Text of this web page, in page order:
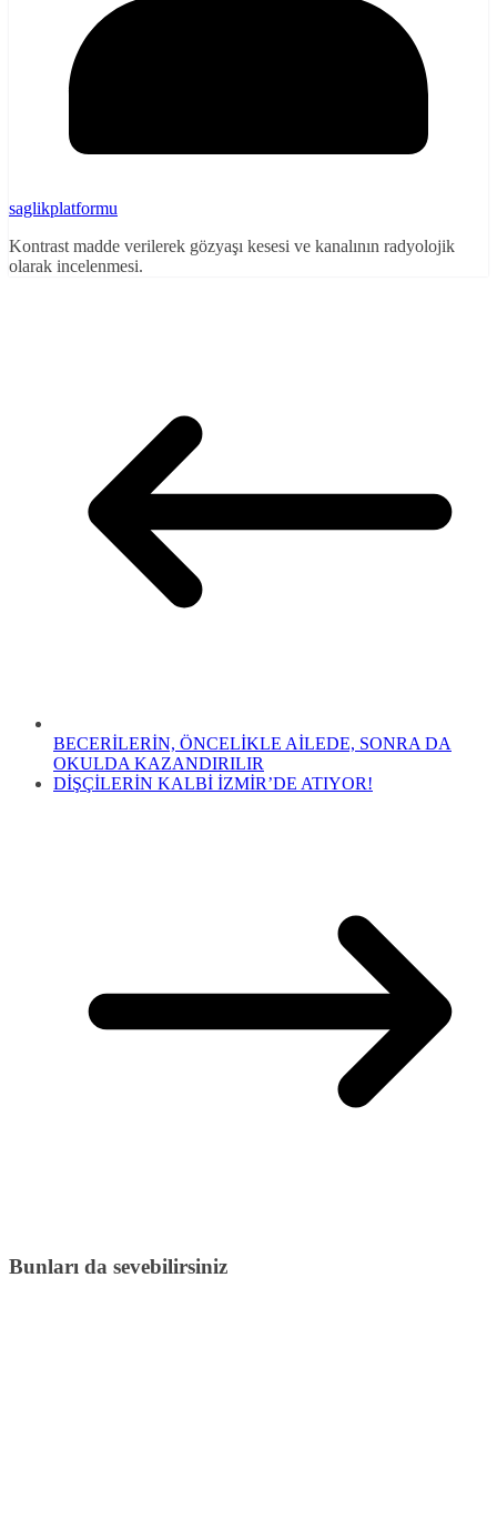
saglikplatformu
Kontrast madde verilerek gözyaşı kesesi ve kanalının radyolojik
olarak incelenmesi.
BECERİLERİN, ÖNCELİKLE AİLEDE, SONRA DA
OKULDA KAZANDIRILIR
DİŞÇİLERİN KALBİ İZMİR’DE ATIYOR!
Bunları da sevebilirsiniz